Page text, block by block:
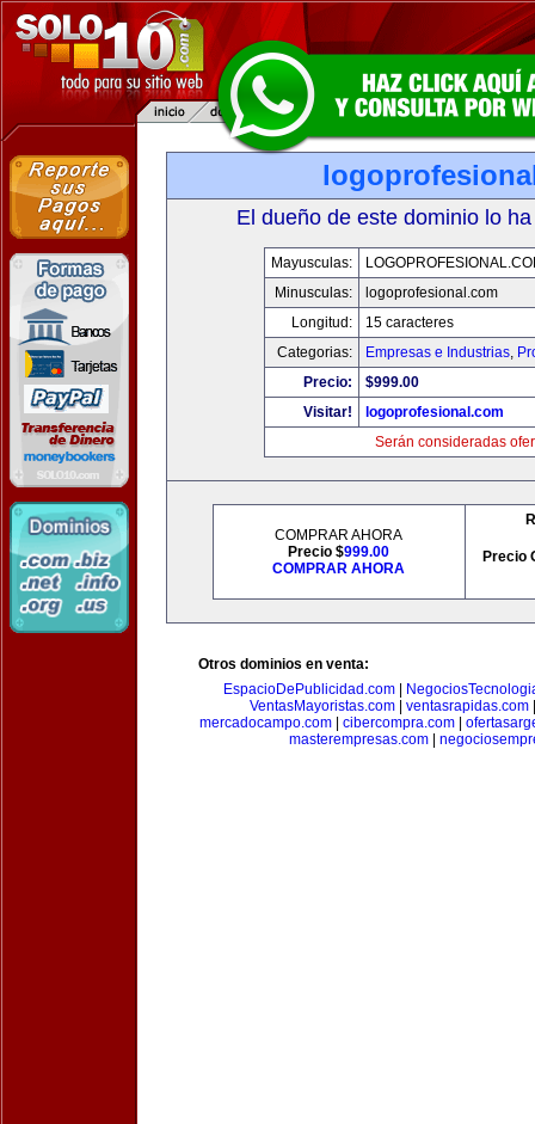
El dueño de este dominio lo
Mayusculas:
Minusculas:
logoprofesional.com
Longitud:
15 caracteres
Categorias:
Empresas e Industrias,
Precio:
$999.00
Visitar!
logoprofesional.com
Serán consideradas
COMPRAR AHORA
Precio $999.00
COMPRAR AHORA
Precio
Otros dominios en venta:
EspacioDePublicidad.com|
VentasMayoristas.com
ventasrapidas.com
mercadocampo.com
cibercompra.com
masterempresas.com|